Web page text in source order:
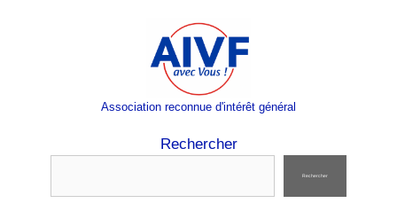
Association reconnue d'intérêt général
Rechercher
Rechercher